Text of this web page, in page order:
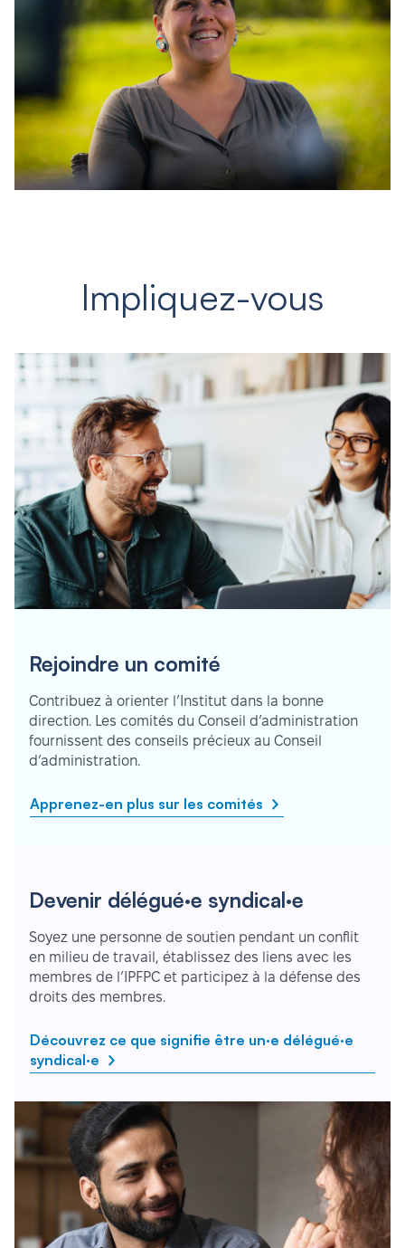
Impliquez-vous
Rejoindre un comité
Contribuez à orienter l’Institut dans la bonne
direction. Les comités du Conseil d’administration
fournissent des conseils précieux au Conseil
d’administration.
Apprenez-en plus sur les comités
Devenir délégué·e syndical·e
Soyez une personne de soutien pendant un conflit
en milieu de travail, établissez des liens avec les
membres de l’IPFPC et participez à la défense des
droits des membres.
Découvrez ce que signifie être un·e délégué·e
syndical·e